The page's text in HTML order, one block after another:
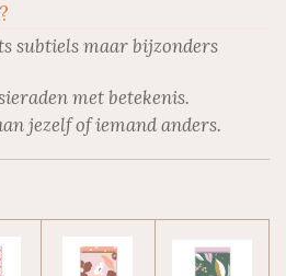
subtiels maar bijzonders
met betekenis.
jezelf of iemand anders.